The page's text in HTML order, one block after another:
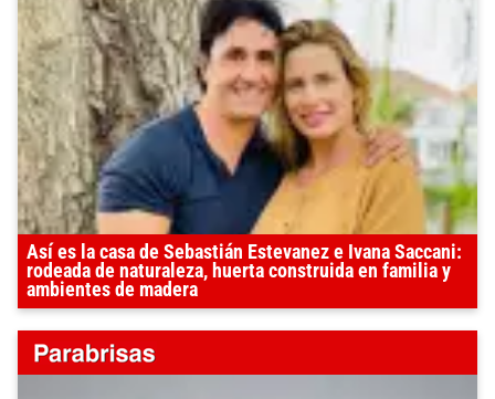
Así es la casa de Sebastián Estevanez e Ivana Saccani:
rodeada de naturaleza, huerta construida en familia y
ambientes de madera